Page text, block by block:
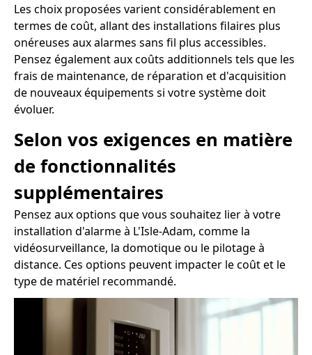
Les choix proposées varient considérablement en
termes de coût, allant des installations filaires plus
onéreuses aux alarmes sans fil plus accessibles.
Pensez également aux coûts additionnels tels que les
frais de maintenance, de réparation et d'acquisition
de nouveaux équipements si votre système doit
évoluer.
Selon vos exigences en matière
de fonctionnalités
supplémentaires
Pensez aux options que vous souhaitez lier à votre
installation d'alarme à L'Isle-Adam, comme la
vidéosurveillance, la domotique ou le pilotage à
distance. Ces options peuvent impacter le coût et le
type de matériel recommandé.